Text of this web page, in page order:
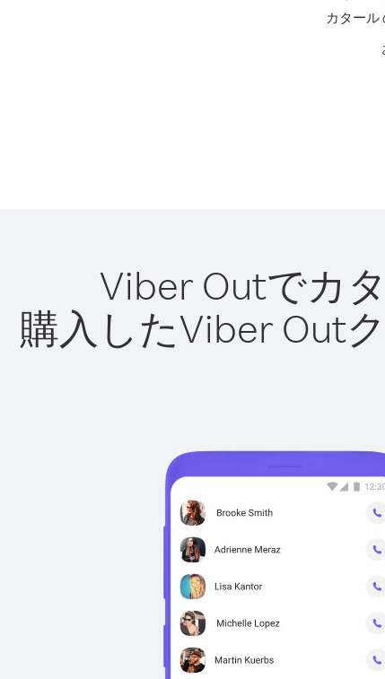
カタール
Viber Outでカ
購入したViber Out